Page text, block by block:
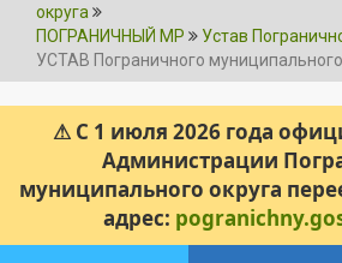
округа
ПОГРАНИЧНЫЙ МР
Устав
УСТАВ Пограничного
⚠ С 1 июля 2026 года
Администрации
муниципального округа
адрес: